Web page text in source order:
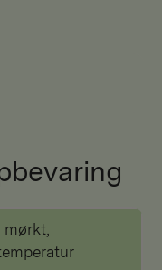
mørkt,